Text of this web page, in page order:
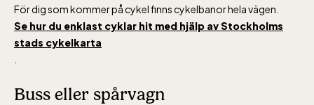
För dig som kommer på cykel finns cykelbanor hela vägen.
Se hur du enklast cyklar hit med hjälp av Stockholms
stads cykelkarta
Buss eller spårvagn